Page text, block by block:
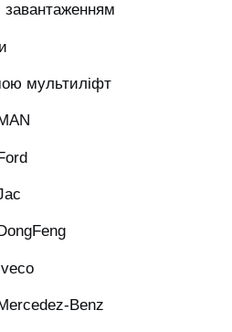
завантаженням
мультиліфт
Benz